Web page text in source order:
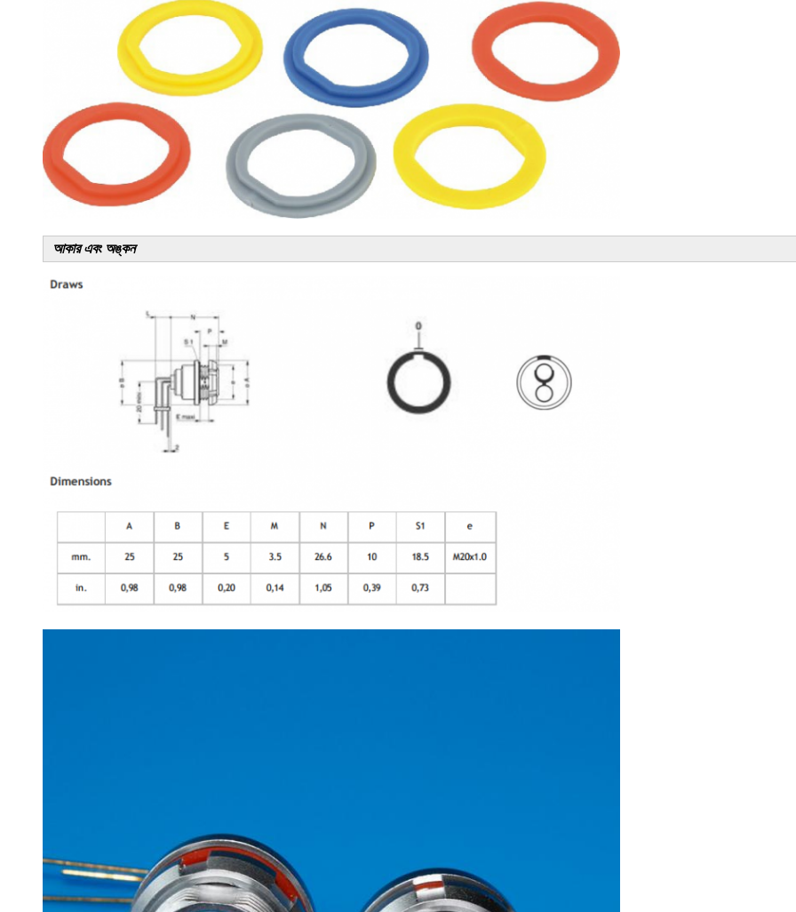
আকার এবং অঙ্কন